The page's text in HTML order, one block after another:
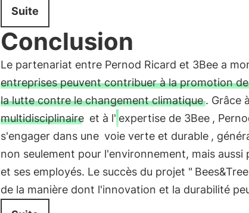
Suite
Conclusion
Le partenariat entre Pernod Ricard et 3Bee a
entreprises peuvent contribuer à la promotion
la lutte contre le changement climatique. Grâce
multidisciplinaire et à l' expertise de 3Bee ,
s'engager dans une voie verte et durable ,
non seulement pour l'environnement, mais aussi
et ses employés. Le succès du projet "
de la manière dont l'innovation et la durabilité